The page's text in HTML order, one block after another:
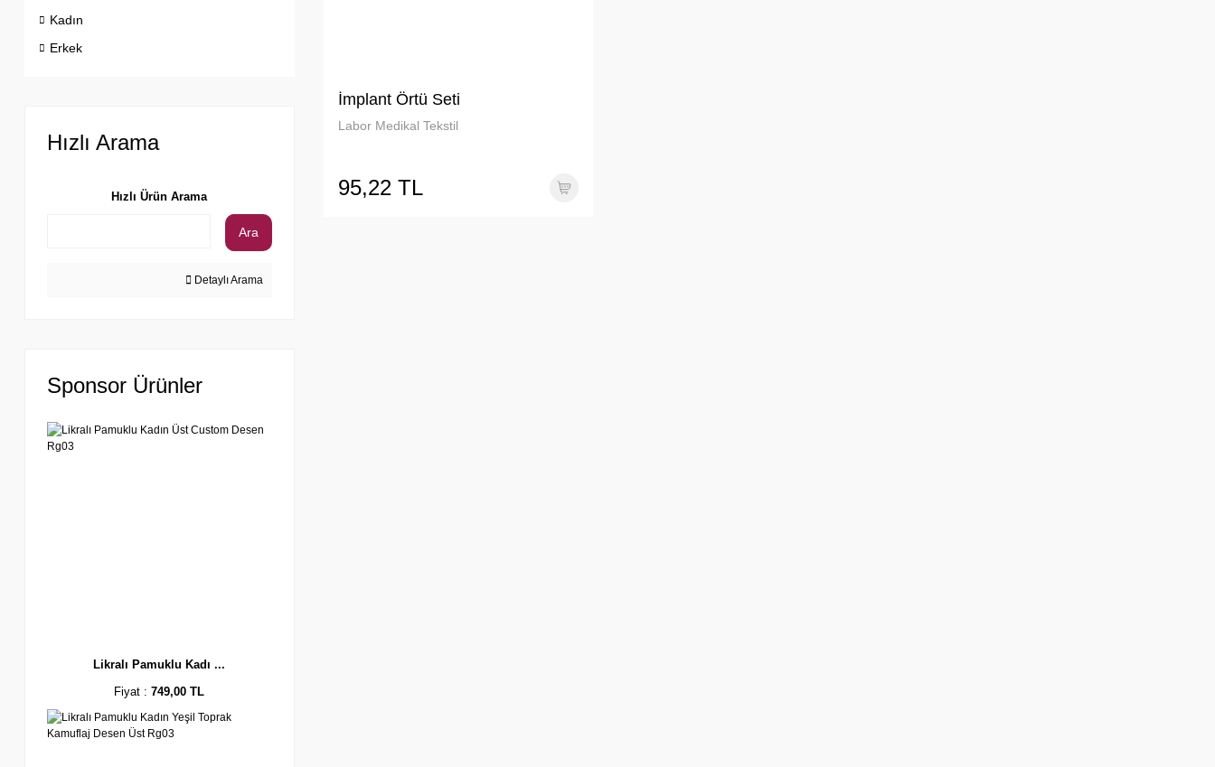
Kadın
Erkek
Hızlı Arama
Hızlı Ürün Arama
Ara
Detaylı Arama
Sponsor Ürünler
Likralı Pamuklu Kadı ...
Fiyat :749,00 TL
İmplant Örtü Seti
Labor Medikal Tekstil
95,22 TL